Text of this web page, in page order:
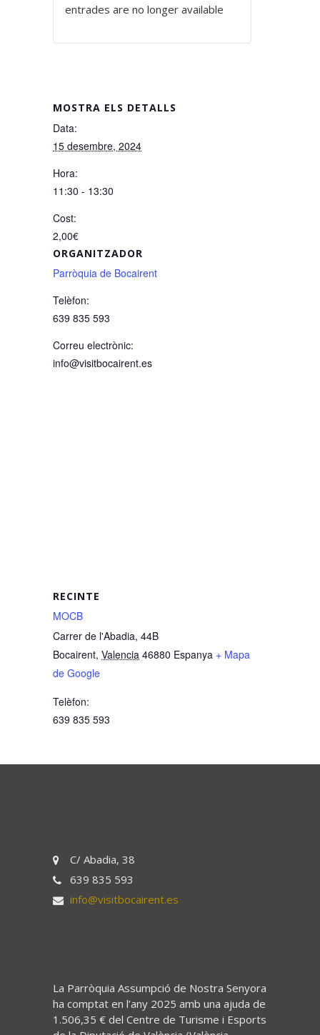
MOSTRA ELS DETALLS
Data:
15 desembre, 2024
Hora:
11:30 - 13:30
Cost:
2,00€
ORGANITZADOR
Parròquia de Bocairent
Telèfon:
639 835 593
Correu electrònic:
info@visitbocairent.es
RECINTE
MOCB
Carrer de l'Abadia, 44B
Bocairent, Valencia 46880 Espanya + Mapa
de Google
Telèfon:
639 835 593
entrades are no longer available
C/ Abadia, 38
639 835 593
info@visitbocairent.es
La Parròquia Assumpció de Nostra Senyora
ha comptat en l’any 2025 amb una ajuda de
1.506,35 € del Centre de Turisme i Esports